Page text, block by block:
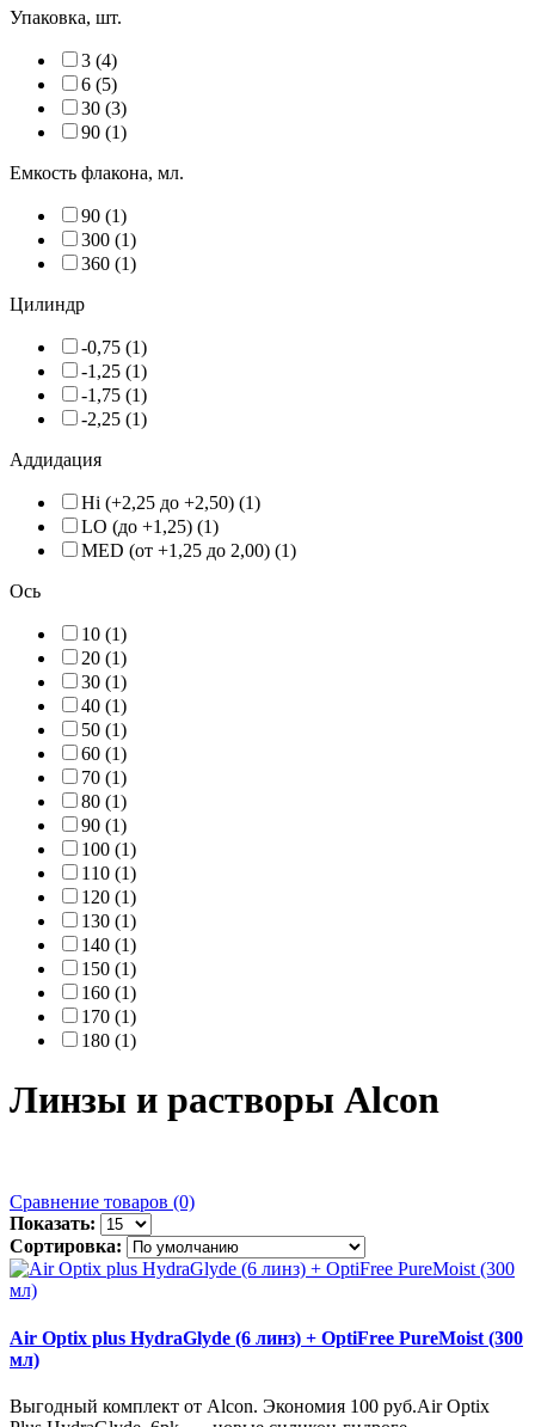
Упаковка, шт.
3 (4)
6 (5)
30 (3)
90 (1)
Емкость флакона, мл.
90 (1)
300 (1)
360 (1)
Цилиндр
-0,75 (1)
-1,25 (1)
-1,75 (1)
-2,25 (1)
Аддидация
Hi (+2,25 до +2,50) (1)
LO (до +1,25) (1)
MED (от +1,25 до 2,00) (1)
Ось
10 (1)
20 (1)
30 (1)
40 (1)
50 (1)
60 (1)
70 (1)
80 (1)
90 (1)
100 (1)
110 (1)
120 (1)
130 (1)
140 (1)
150 (1)
160 (1)
170 (1)
180 (1)
Линзы и растворы Alcon
Сравнение товаров (0)
Показать:
Сортировка:
Air Optix plus HydraGlyde (6 линз) + OptiFree PureMoist (300
мл)
Выгодный комплект от Alcon. Экономия 100 руб.Air Optix